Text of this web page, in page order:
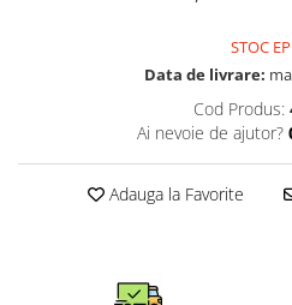
STOC
Data de livrare:
Cod Produs:
Ai nevoie de ajutor?
Adauga la Favorite